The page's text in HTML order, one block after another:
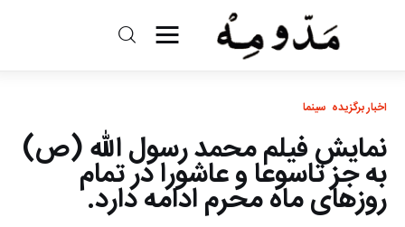
مد و مه
ادبیات
سینما
کتاب
اخبار برگزیده سینما
نمایش فیلم محمد رسول الله (ص)
به جز تاسوعا و عاشورا در تمام
روزهای ماه محرم ادامه دارد.